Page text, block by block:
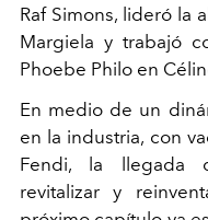
Raf Simons, lideró la
Margiela y trabajó
Phoebe Philo en
En medio de un
en la industria, con
Fendi, la llegada
revitalizar y